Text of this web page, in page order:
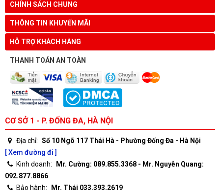
CHÍNH SÁCH CHUNG
THÔNG TIN KHUYẾN MÃI
HỖ TRỢ KHÁCH HÀNG
THANH TOÁN AN TOÀN
CƠ SỞ 1 - P. ĐỐNG ĐA, HÀ NỘI
Địa chỉ: Số 10 Ngõ 117 Thái Hà - Phường Đống Đa - Hà Nội
[ Xem đường đi ]
Kinh doanh:
Mr. Cường: 089.855.3368 - Mr. Nguyễn Quang:
092.877.8866
Bảo hành:
Mr. Thái 033.393.2619